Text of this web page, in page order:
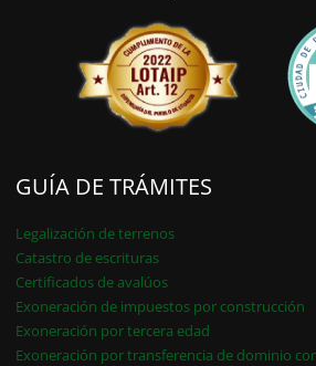
GUÍA DE TRÁMITES
Legalización de terrenos
Catastro de escrituras
Certificados de avalúos
Exoneración de impuestos por construcción
Exoneración por tercera edad
Exoneración por transferencia de dominio